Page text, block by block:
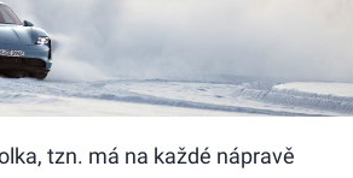
tzn. má na každé nápravě